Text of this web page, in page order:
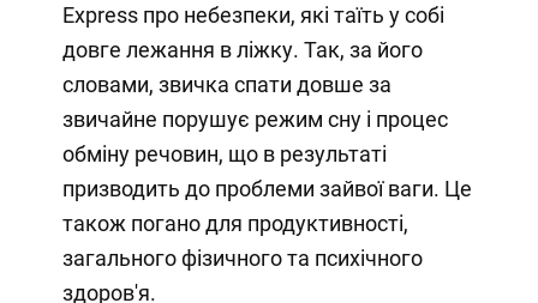
Express про небезпеки, які таїть у собі
довге лежання в ліжку. Так, за його
словами, звичка спати довше за
звичайне порушує режим сну і процес
обміну речовин, що в результаті
призводить до проблеми зайвої ваги. Це
також погано для продуктивності,
загального фізичного та психічного
здоров'я.